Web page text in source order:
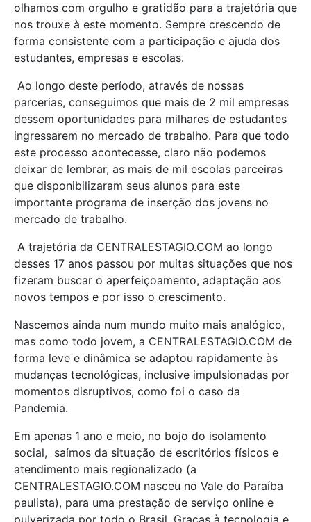
olhamos com orgulho e gratidão para a trajetória que
nos trouxe à este momento. Sempre crescendo de
forma consistente com a participação e ajuda dos
estudantes, empresas e escolas.
Ao longo deste período, através de nossas
parcerias, conseguimos que mais de 2 mil empresas
dessem oportunidades para milhares de estudantes
ingressarem no mercado de trabalho. Para que todo
este processo acontecesse, claro não podemos
deixar de lembrar, as mais de mil escolas parceiras
que disponibilizaram seus alunos para este
importante programa de inserção dos jovens no
mercado de trabalho.
A trajetória da CENTRALESTAGIO.COM ao longo
desses 17 anos passou por muitas situações que nos
fizeram buscar o aperfeiçoamento, adaptação aos
novos tempos e por isso o crescimento.
Nascemos ainda num mundo muito mais analógico,
mas como todo jovem, a CENTRALESTAGIO.COM de
forma leve e dinâmica se adaptou rapidamente às
mudanças tecnológicas, inclusive impulsionadas por
momentos disruptivos, como foi o caso da
Pandemia.
Em apenas 1 ano e meio, no bojo do isolamento
social, saímos da situação de escritórios físicos e
atendimento mais regionalizado (a
CENTRALESTAGIO.COM nasceu no Vale do Paraíba
paulista), para uma prestação de serviço online e
pulverizada por todo o Brasil. Graças à tecnologia e